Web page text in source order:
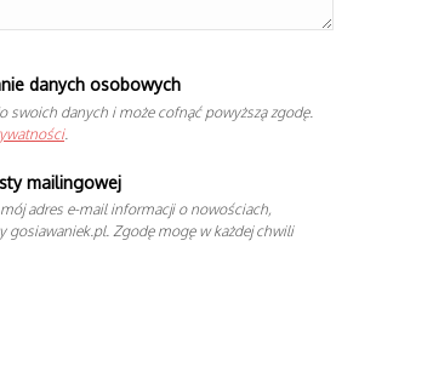
danych osobowych
swoich danych i może cofnąć powyższą zgodę.
.
mailingowej
adres e-mail informacji o nowościach,
gosiawaniek.pl. Zgodę mogę w każdej chwili